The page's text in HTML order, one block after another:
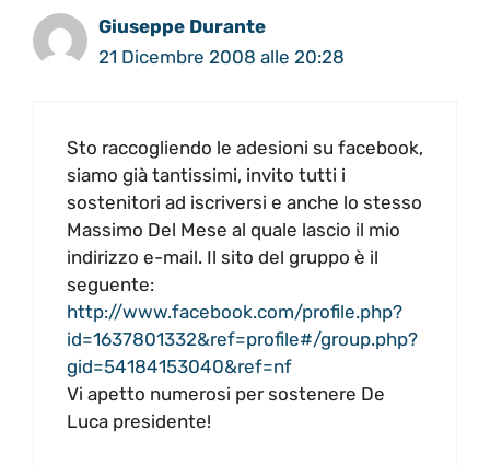
Giuseppe Durante
21 Dicembre 2008 alle 20:28
Sto raccogliendo le adesioni su facebook,
siamo già tantissimi, invito tutti i
sostenitori ad iscriversi e anche lo stesso
Massimo Del Mese al quale lascio il mio
indirizzo e-mail. Il sito del gruppo è il
seguente:
http://www.facebook.com/profile.php?
id=1637801332&ref=profile#/group.php?
gid=54184153040&ref=nf
Vi apetto numerosi per sostenere De
Luca presidente!